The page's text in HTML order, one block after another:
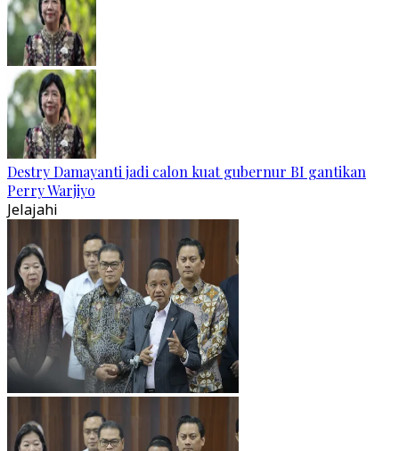
Destry Damayanti jadi calon kuat gubernur BI gantikan
Perry Warjiyo
Jelajahi